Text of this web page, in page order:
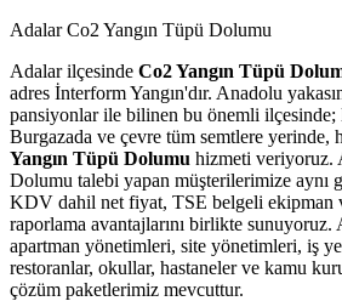
Adalar Co2 Yangın Tüpü Dolumu
Adalar ilçesinde Co2 Yangın Tüpü
adres İnterform Yangın'dır. Anadolu
pansiyonlar ile bilinen bu önemli
Burgazada ve çevre tüm semtlere yerinde,
Yangın Tüpü Dolumu hizmeti veriyoruz.
Dolumu talebi yapan müşterilerimize aynı
KDV dahil net fiyat, TSE belgeli
raporlama avantajlarını birlikte sunuyoruz.
apartman yönetimleri, site yönetimleri, iş
restoranlar, okullar, hastaneler ve kamu
çözüm paketlerimiz mevcuttur.